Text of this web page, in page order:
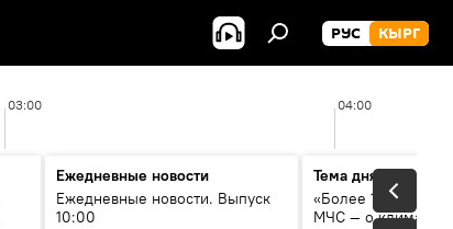
РУС КЫРГ
03:00 04:00
Ежедневные новости
Ежедневные новости. Выпуск
10:00
Тема дня
«Более 1200 сёл в
МЧС — о климате,